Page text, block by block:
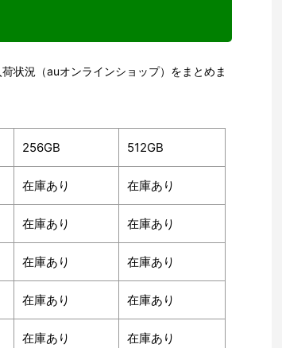
状況（auオンラインショップ）をまとめま
256GB 512GB
在庫あり 在庫あり
在庫あり 在庫あり
在庫あり 在庫あり
在庫あり 在庫あり
在庫あり 在庫あり